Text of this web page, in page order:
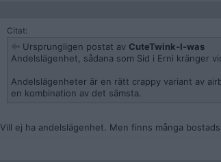
Citat:
Ursprungligen postat av CuteTwink-I-was
Andelslägenhet, sådana som Sid i Erni kränger
Andelslägenheter är en rätt crappy variant av
en kombination av det sämsta.
Vill ej ha andelslägenhet. Men finns många